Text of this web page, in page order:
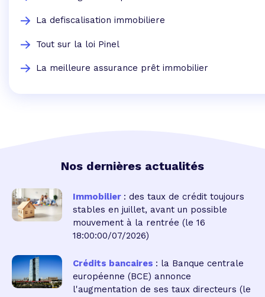
La defiscalisation immobiliere
Tout sur la loi Pinel
La meilleure assurance prêt immobilier
Nos dernières actualités
Immobilier : des taux de crédit toujours
stables en juillet, avant un possible
mouvement à la rentrée (le 16
18:00:00/07/2026)
Crédits bancaires : la Banque centrale
européenne (BCE) annonce
l'augmentation de ses taux directeurs (le